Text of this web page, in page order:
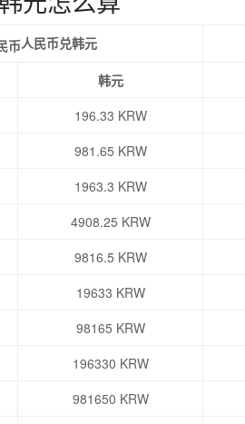
人民币兑韩元
韩元
196.33 KRW
981.65 KRW
1963.3 KRW
4908.25 KRW
9816.5 KRW
19633 KRW
98165 KRW
196330 KRW
981650 KRW